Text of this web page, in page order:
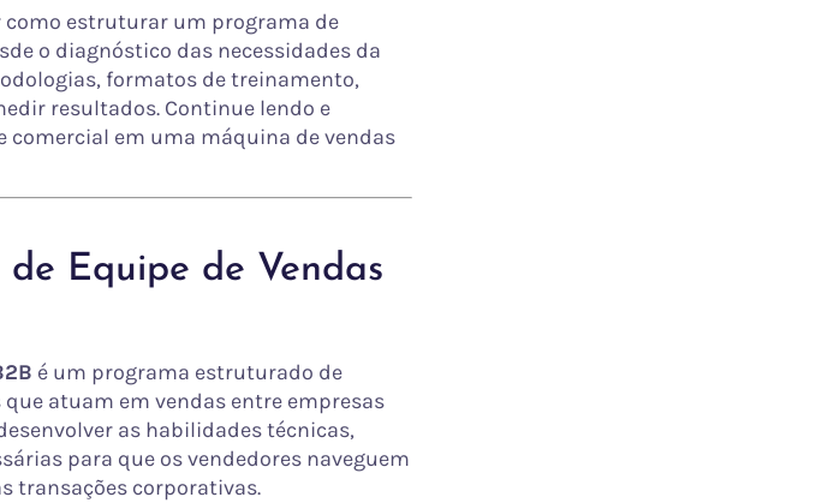
como estruturar um programa de
o diagnóstico das necessidades da
formatos de treinamento,
resultados. Continue lendo e
em uma máquina de vendas
Equipe de Vendas
é um programa estruturado de
atuam em vendas entre empresas
as habilidades técnicas,
para que os vendedores naveguem
transações corporativas.